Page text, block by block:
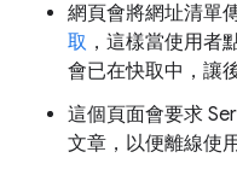
網頁會將網址清單
取 ，這樣當使用者
會已在快取中，讓
這個頁面會要求
文章，以便離線使用